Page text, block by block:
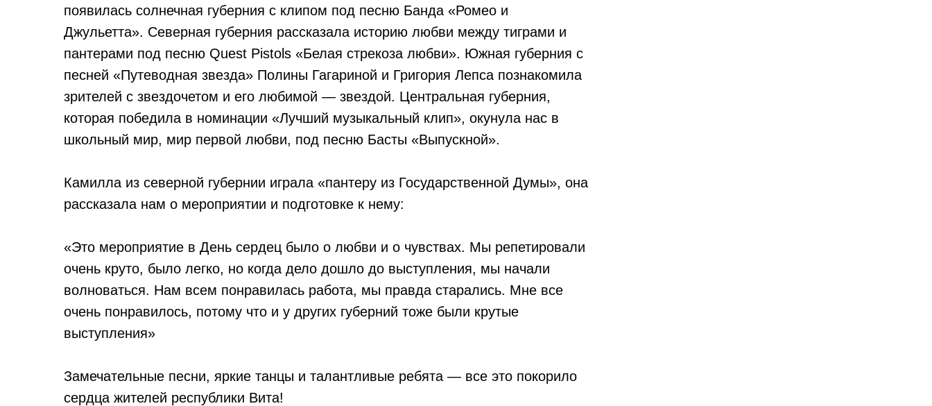
появилась солнечная губерния с клипом под песню Банда «Ромео и
Джульетта». Северная губерния рассказала историю любви между тиграми и
пантерами под песню Quest Pistols «Белая стрекоза любви». Южная губерния с
песней «Путеводная звезда» Полины Гагариной и Григория Лепса познакомила
зрителей с звездочетом и его любимой — звездой. Центральная губерния,
которая победила в номинации «Лучший музыкальный клип», окунула нас в
школьный мир, мир первой любви, под песню Басты «Выпускной».
Камилла из северной губернии играла «пантеру из Государственной Думы», она
рассказала нам о мероприятии и подготовке к нему:
«Это мероприятие в День сердец было о любви и о чувствах. Мы репетировали
очень круто, было легко, но когда дело дошло до выступления, мы начали
волноваться. Нам всем понравилась работа, мы правда старались. Мне все
очень понравилось, потому что и у других губерний тоже были крутые
выступления»
Замечательные песни, яркие танцы и талантливые ребята — все это покорило
сердца жителей республики Вита!